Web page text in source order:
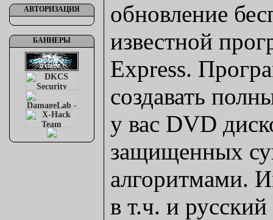
АВТОРИЗАЦИЯ
БАННЕРЫ
обновление
известной
Express.
создавать
у вас DVD
защищенных
алгоритмами.
в т.ч. и